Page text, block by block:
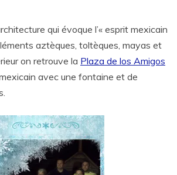
qui évoque l’« esprit mexicain
aztèques, toltèques, mayas et
on retrouve la Plaza de los Amigos
avec une fontaine et de